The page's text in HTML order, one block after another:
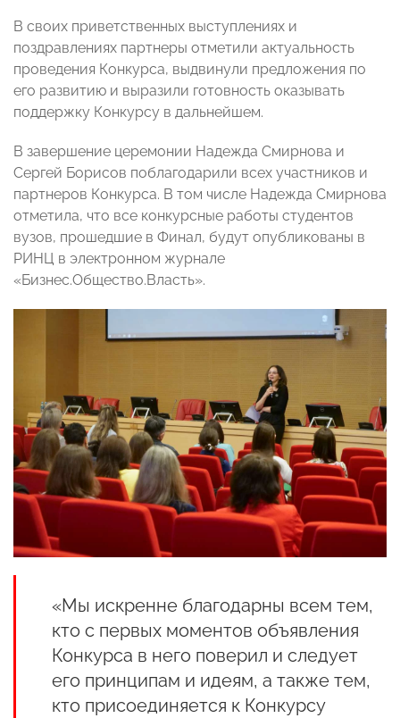
В своих приветственных выступлениях и
поздравлениях партнеры отметили актуальность
проведения Конкурса, выдвинули предложения по
его развитию и выразили готовность оказывать
поддержку Конкурсу в дальнейшем.
В завершение церемонии Надежда Смирнова и
Сергей Борисов поблагодарили всех участников и
партнеров Конкурса. В том числе Надежда Смирнова
отметила, что все конкурсные работы студентов
вузов, прошедшие в Финал, будут опубликованы в
РИНЦ в электронном журнале
«Бизнес.Общество.Власть».
«Мы искренне благодарны всем тем,
кто с первых моментов объявления
Конкурса в него поверил и следует
его принципам и идеям, а также тем,
кто присоединяется к Конкурсу